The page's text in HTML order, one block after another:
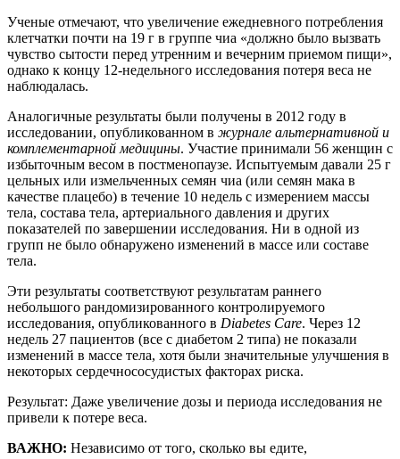
Ученые отмечают, что увеличение ежедневного потребления
клетчатки почти на 19 г в группе чиа «должно было вызвать
чувство сытости перед утренним и вечерним приемом пищи»,
однако к концу 12-недельного исследования потеря веса не
наблюдалась.
Аналогичные результаты были получены в 2012 году в
исследовании, опубликованном в журнале альтернативной и
комплементарной медицины. Участие принимали 56 женщин с
избыточным весом в постменопаузе. Испытуемым давали 25 г
цельных или измельченных семян чиа (или семян мака в
качестве плацебо) в течение 10 недель с измерением массы
тела, состава тела, артериального давления и других
показателей по завершении исследования. Ни в одной из
групп не было обнаружено изменений в массе или составе
тела.
Эти результаты соответствуют результатам раннего
небольшого рандомизированного контролируемого
исследования, опубликованного в Diabetes Care. Через 12
недель 27 пациентов (все с диабетом 2 типа) не показали
изменений в массе тела, хотя были значительные улучшения в
некоторых сердечнососудистых факторах риска.
Результат: Даже увеличение дозы и периода исследования не
привели к потере веса.
ВАЖНО: Независимо от того, сколько вы едите,